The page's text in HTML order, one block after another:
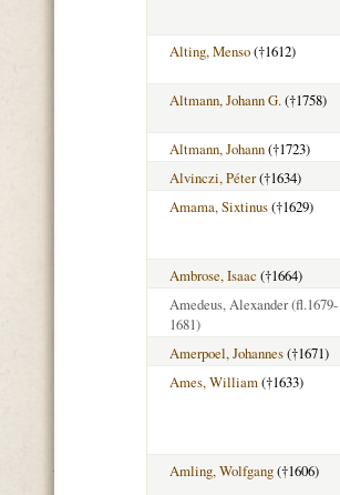
Alting, Menso(†1612)
Altmann, Johann G.(†1758)
Altmann, Johann(†1723)
Alvinczi, Péter(†1634)
Amama, Sixtinus(†1629)
Ambrose, Isaac (†1664)
Amedeus, Alexander(fl.1679-
1681)
Amerpoel, Johannes(†1671)
Ames, William(†1633)
Amling, Wolfgang(†1606)